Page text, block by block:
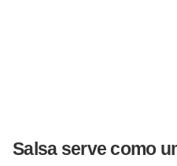
Salsa serve como